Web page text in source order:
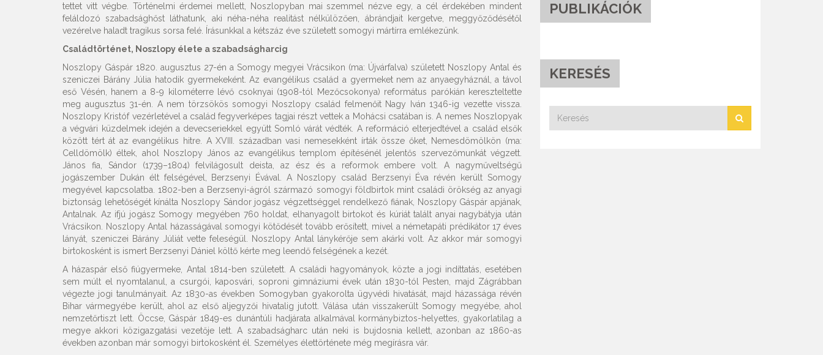
tettet vitt végbe. Történelmi érdemei mellett, Noszlopyban mai szemmel nézve egy, a cél érdekében mindent
feláldozó szabadsághőst láthatunk, aki néha-néha realitást nélkülözően, ábrándjait kergetve, meggyőződésétől
vezérelve haladt tragikus sorsa felé. Írásunkkal a kétszáz éve született somogyi mártírra emlékezünk.
Családtörténet, Noszlopy élete a szabadságharcig
Noszlopy Gáspár 1820. augusztus 27-én a Somogy megyei Vrácsikon (ma: Újvárfalva) született Noszlopy Antal és
szeniczei Bárány Júlia hatodik gyermekeként. Az evangélikus család a gyermeket nem az anyaegyháznál, a távol
eső Vésén, hanem a 8-9 kilométerre lévő csoknyai (1908-tól Mezőcsokonya) református parókián kereszteltette
meg augusztus 31-én. A nem törzsökös somogyi Noszlopy család felmenőit Nagy Iván 1346-ig vezette vissza.
Noszlopy Kristóf vezérletével a család fegyverképes tagjai részt vettek a Mohácsi csatában is. A nemes Noszlopyak
a végvári küzdelmek idején a devecseriekkel együtt Somló várát védték. A reformáció elterjedtével a család elsők
között tért át az evangélikus hitre. A XVIII. században vasi nemesekként írták össze őket, Nemesdömölkön (ma:
Celldömölk) éltek, ahol Noszlopy János az evangélikus templom építésénél jelentős szervezőmunkát végzett.
János fia, Sándor (1739–1804) felvilágosult deista, az ész és a reformok embere volt. A nagyműveltségű
jogászember Dukán élt felségével, Berzsenyi Évával. A Noszlopy család Berzsenyi Éva révén került Somogy
megyével kapcsolatba. 1802-ben a Berzsenyi-ágról származó somogyi földbirtok mint családi örökség az anyagi
biztonság lehetőségét kínálta Noszlopy Sándor jogász végzettséggel rendelkező fiának, Noszlopy Gáspár apjának,
Antalnak. Az ifjú jogász Somogy megyében 760 holdat, elhanyagolt birtokot és kúriát talált anyai nagybátyja után
Vrácsikon. Noszlopy Antal házasságával somogyi kötődését tovább erősített, mivel a németapáti prédikátor 17 éves
lányát, szeniczei Bárány Júliát vette feleségül. Noszlopy Antal lánykérője sem akárki volt. Az akkor már somogyi
birtokosként is ismert Berzsenyi Dániel költő kérte meg leendő felségének a kezét.
A házaspár első fiúgyermeke, Antal 1814-ben született. A családi hagyományok, közte a jogi indíttatás, esetében
sem múlt el nyomtalanul, a csurgói, kaposvári, soproni gimnáziumi évek után 1830-tól Pesten, majd Zágrábban
végezte jogi tanulmányait. Az 1830-as években Somogyban gyakorolta ügyvédi hivatását, majd házassága révén
Bihar vármegyébe került, ahol az első aljegyzői hivatalig jutott. Válása után visszakerült Somogy megyébe, ahol
nemzetőrtiszt lett. Öccse, Gáspár 1849-es dunántúli hadjárata alkalmával kormánybiztos-helyettes, gyakorlatilag a
megye akkori közigazgatási vezetője lett. A szabadságharc után neki is bujdosnia kellett, azonban az 1860-as
években azonban már somogyi birtokosként él. Személyes élettörténete még megírásra vár.
PUBLIKÁCIÓK
KERESÉS